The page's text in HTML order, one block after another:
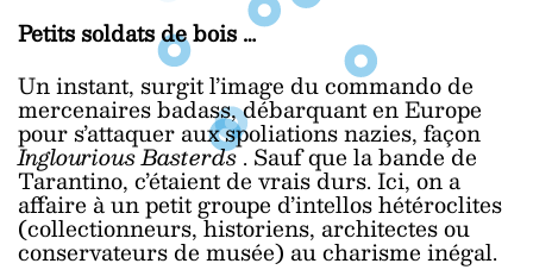
Petits soldats de bois …
Un instant, surgit l’image du commando de
mercenaires badass, débarquant en Europe
pour s’attaquer aux spoliations nazies, façon
Inglourious Basterds. Sauf que la bande de
Tarantino, c’étaient de vrais durs. Ici, on a
affaire à un petit groupe d’intellos hétéroclites
(collectionneurs, historiens, architectes ou
conservateurs de musée) au charisme inégal.